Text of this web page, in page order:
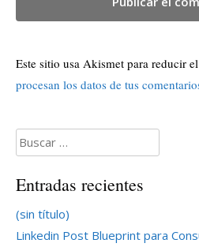
Este sitio usa Akismet para reducir
procesan los datos de tus
Buscar:
Entradas recientes
(sin título)
Linkedin Post Blueprint para